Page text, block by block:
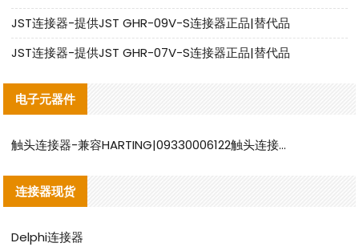
JST连接器-提供JST GHR-09V-S连接器正品|替代品
JST连接器-提供JST GHR-07V-S连接器正品|替代品
电子元器件
触头连接器-兼容HARTING|09330006122触头连接器替代品说明
连接器现货
Delphi连接器